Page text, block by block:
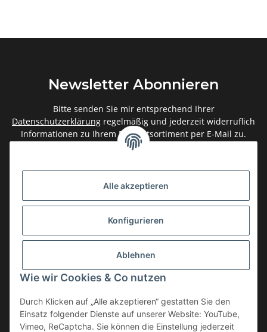
Alle akzeptieren
Konfigurieren
Ablehnen
Wie wir Cookies & Co nutzen
Durch Klicken auf „Alle akzeptieren“ gestatten Sie den
Einsatz folgender Dienste auf unserer Website: YouTube,
Vimeo, ReCaptcha. Sie können die Einstellung jederzeit
Newsletter Abonnieren
Bitte senden Sie mir entsprechend Ihrer
Datenschutzerklärung regelmäßig und jederzeit widerruflich
Informationen zu Ihrem Produktsortiment per E-Mail zu.
Gesetzliche Informationen
Informationen
Service
Vertrag widerrufen